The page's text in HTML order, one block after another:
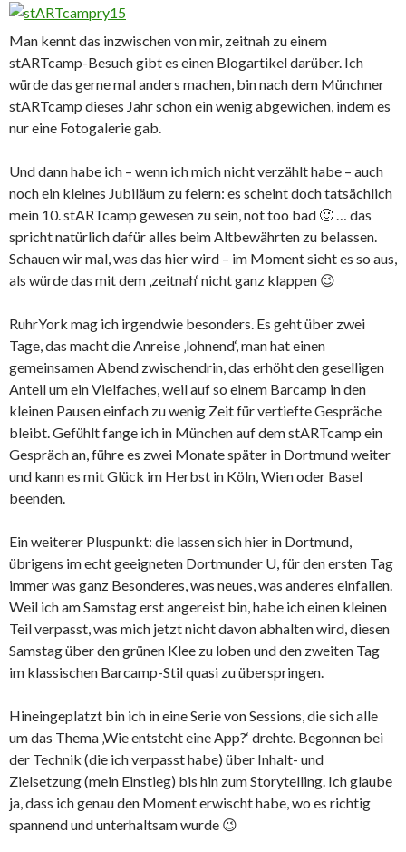
Man kennt das inzwischen von mir, zeitnah zu einem
stARTcamp-Besuch gibt es einen Blogartikel darüber. Ich
würde das gerne mal anders machen, bin nach dem Münchner
stARTcamp dieses Jahr schon ein wenig abgewichen, indem es
nur eine Fotogalerie gab.
Und dann habe ich – wenn ich mich nicht verzählt habe – auch
noch ein kleines Jubiläum zu feiern: es scheint doch tatsächlich
mein 10. stARTcamp gewesen zu sein, not too bad 🙂 … das
spricht natürlich dafür alles beim Altbewährten zu belassen.
Schauen wir mal, was das hier wird – im Moment sieht es so aus,
als würde das mit dem ‚zeitnah‘ nicht ganz klappen 😉
RuhrYork mag ich irgendwie besonders. Es geht über zwei
Tage, das macht die Anreise ‚lohnend‘, man hat einen
gemeinsamen Abend zwischendrin, das erhöht den geselligen
Anteil um ein Vielfaches, weil auf so einem Barcamp in den
kleinen Pausen einfach zu wenig Zeit für vertiefte Gespräche
bleibt. Gefühlt fange ich in München auf dem stARTcamp ein
Gespräch an, führe es zwei Monate später in Dortmund weiter
und kann es mit Glück im Herbst in Köln, Wien oder Basel
beenden.
Ein weiterer Pluspunkt: die lassen sich hier in Dortmund,
übrigens im echt geeigneten Dortmunder U, für den ersten Tag
immer was ganz Besonderes, was neues, was anderes einfallen.
Weil ich am Samstag erst angereist bin, habe ich einen kleinen
Teil verpasst, was mich jetzt nicht davon abhalten wird, diesen
Samstag über den grünen Klee zu loben und den zweiten Tag
im klassischen Barcamp-Stil quasi zu überspringen.
Hineingeplatzt bin ich in eine Serie von Sessions, die sich alle
um das Thema ‚Wie entsteht eine App?‘ drehte. Begonnen bei
der Technik (die ich verpasst habe) über Inhalt- und
Zielsetzung (mein Einstieg) bis hin zum Storytelling. Ich glaube
ja, dass ich genau den Moment erwischt habe, wo es richtig
spannend und unterhaltsam wurde 😉